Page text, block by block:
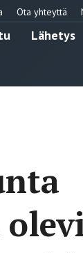
Ota yhteyttä
Lähetys